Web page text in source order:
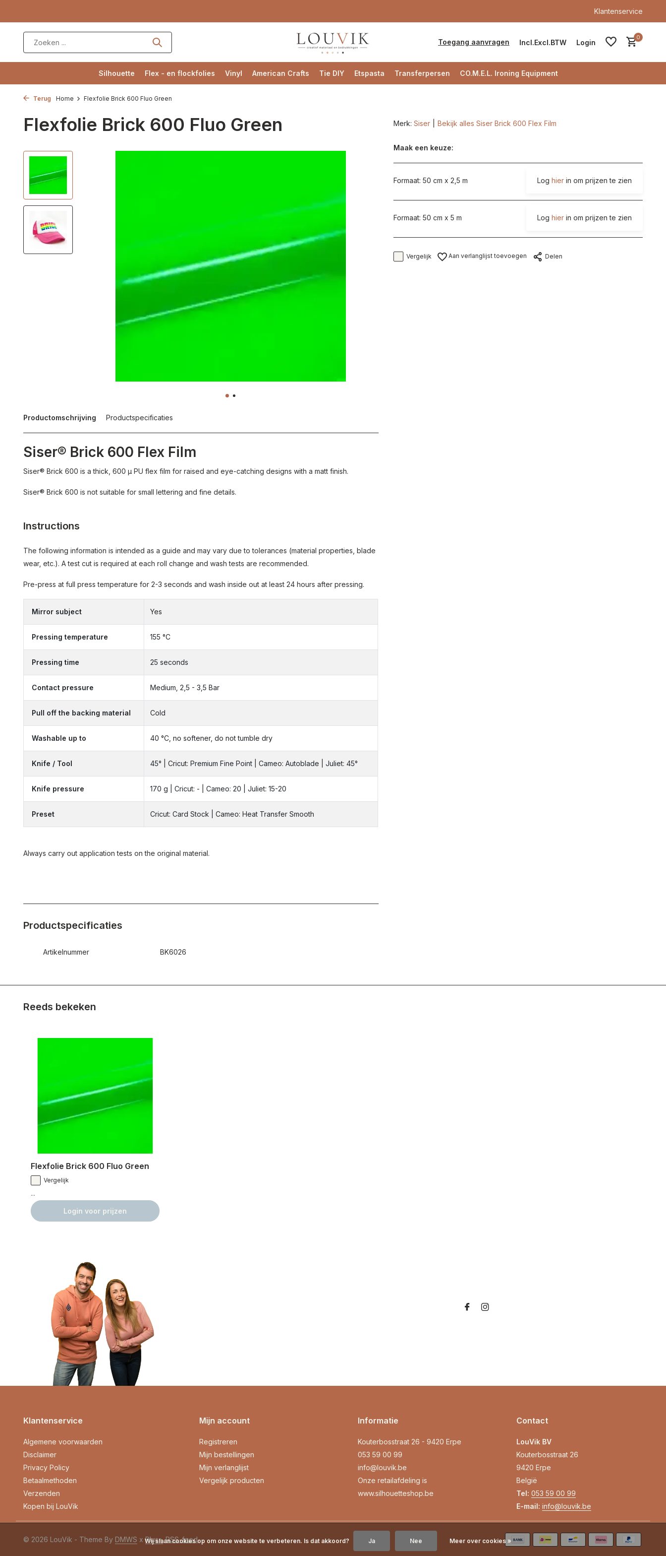
Klantenservice
Toegang aanvragen Incl.Excl.BTW Login
0
Silhouette Flex - en flockfolies Vinyl American Crafts Tie DIY Etspasta Transferpersen CO.M.E.L. Ironing Equipment
Terug Home Flexfolie Brick 600 Fluo Green
Flexfolie Brick 600 Fluo Green
Productomschrijving Productspecificaties
Siser® Brick 600 Flex Film
Siser® Brick 600 is a thick, 600 µ PU flex film for raised and eye-catching designs with a matt finish.
Siser® Brick 600 is not suitable for small lettering and fine details.
Instructions
The following information is intended as a guide and may vary due to tolerances (material properties, blade
wear, etc.). A test cut is required at each roll change and wash tests are recommended.
Pre-press at full press temperature for 2-3 seconds and wash inside out at least 24 hours after pressing.
Mirror subject Yes
Pressing temperature 155 °C
Pressing time 25 seconds
Contact pressure Medium, 2,5 - 3,5 Bar
Pull off the backing material Cold
Washable up to 40 °C, no softener, do not tumble dry
Knife / Tool 45° | Cricut: Premium Fine Point | Cameo: Autoblade | Juliet: 45°
Knife pressure 170 g | Cricut: - | Cameo: 20 | Juliet: 15-20
Preset Cricut: Card Stock | Cameo: Heat Transfer Smooth
Always carry out application tests on the original material.
Productspecificaties
Artikelnummer BK6026
Merk: Siser Bekijk alles Siser Brick 600 Flex Film
Maak een keuze:
Formaat: 50 cm x 2,5 m Log hierin om prijzen te zien
Formaat: 50 cm x 5 m Log hierin om prijzen te zien
Vergelijk Aan verlanglijst toevoegen Delen
Reeds bekeken
Flexfolie Brick 600 Fluo Green
Vergelijk
...
Login voor prijzen
Klantenservice
Algemene voorwaarden
Disclaimer
Privacy Policy
Betaalmethoden
Verzenden
Kopen bij LouVik
Mijn account
Registreren
Mijn bestellingen
Mijn verlanglijst
Vergelijk producten
Informatie
Kouterbosstraat 26 - 9420 Erpe
053 59 00 99
info@louvik.be
Onze retailafdeling is
www.silhouetteshop.be
Contact
LouVik BV
Kouterbosstraat 26
9420 Erpe
België
Tel: 053 59 00 99
E-mail: info@louvik.be
© 2026 LouVik - Theme By DMWS xPlus+ RSS-feed
Wij slaan cookies op om onze website te verbeteren. Is dat akkoord? Ja Nee Meer over cookies »